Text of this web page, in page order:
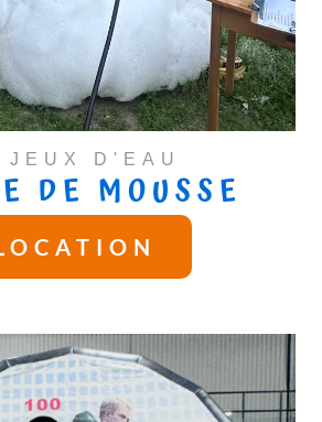
JEUX D'EAU
DE MOUSSE